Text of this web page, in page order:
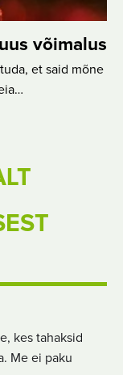
võimalus
et said mõne
kes tahaksid
Me ei paku